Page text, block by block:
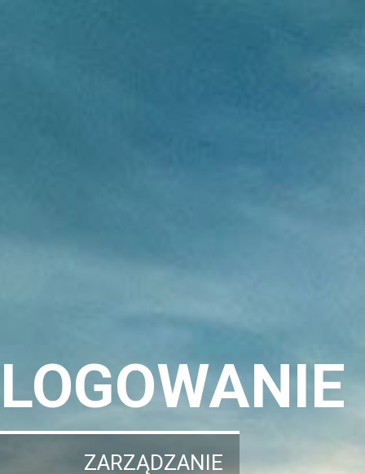
LOGOWANIE
ZARZĄDZANIE